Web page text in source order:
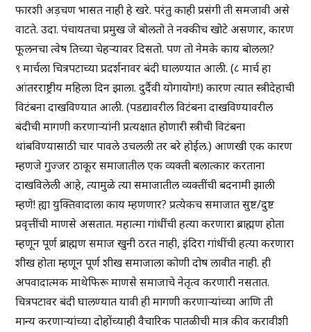
फारशी अड़चण भासत नाही हे खरे. परंतु काही प्रसंगी ती समजावी असे
वाटते. उदा. पंचायतचा प्रमुख जे बोलतो ते नक्कीच खोटे असणार, कारण
फूलनचा त्वेष तिच्या चेहऱ्यावर दिसतो. पण तो नेमके काय बोलला?
९ मार्चला चित्रपटाच्या प्रदर्शनावर बंदी घालण्यात आली. (८ मार्च हा
आंतरराष्ट्रीय महिला दिन झाला. दुर्दैवी योगायोग!) कारण त्यात स्त्रीदेहाची
विटंबना दाखविण्यात आली. (पडद्यावरील विटंबना दाखविण्यावरील
बंदीची मागणी करणाऱ्यांनी प्रत्यक्षात होणारी स्त्रीची विटंबना
थांबविण्यासाठी चार पावले उचलली तर बरे होईल.) आणखी एक कारण
म्हणजे गुज्जर ठाकूर समाजातील एक व्यक्ती बलात्कार करताना
दाखविलेली आहे, त्यामुळे त्या समाजातील व्यक्तींची बदनामी झाली
म्हणे! ह्या युक्तिवादाला काय म्हणणार? प्रत्येकच समाजात सुष्ट/दुष्ट
प्रवृत्तींची माणसे असतात. महात्मा गांधींची हत्या करणारा ब्राह्मण होता
म्हणून पूर्ण ब्राह्मण समाज खुनी ठरत नाही, इंदिरा गांधींची हत्या करणारा
शीख होता म्हणून पूर्ण शीख समाजाला कोणी दोष लावीत नाही. ही
अपवादात्मक माथेफिरू माणसे समाजाचे नेतृत्व करणारी नसतात.
चित्रपटावर बंदी घालण्यात यावी ही मागणी करणाऱ्यांच्या आणि ती
मान्य करणाऱ्यांच्या दोहोंच्याही वैचारिक पातळीची मात्र कीव करावीशी